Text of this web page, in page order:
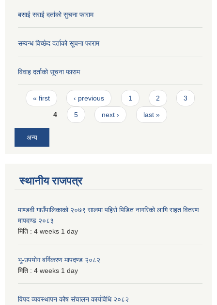
बसाई सराई दर्ताको सुचना फाराम
सम्वन्ध विच्छेद दर्ताको सूचना फाराम
विवाह दर्ताको सूचना फाराम
Pages
« first ‹ previous 1 2 3
4 5 next › last »
अन्य
स्थानीय राजपत्र
माण्डवी गाउँपालिकाको २०७९ सालमा पहिरो पिडित नागरिको लागि राहत वितरण
मापदण्ड २०८३
मिति : 4 weeks 1 day
भू-उपयोग बर्गिकरण मापदण्ड २०८२
मिति : 4 weeks 1 day
विपद व्यवस्थापन कोष संचालन कार्यविधि २०८२